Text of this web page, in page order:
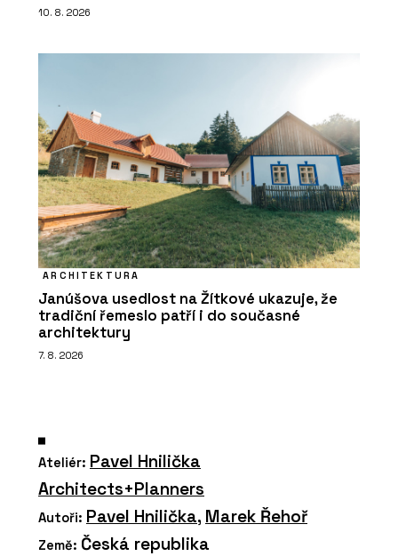
10. 8. 2026
ARCHITEKTURA
Janúšova usedlost na Žítkové ukazuje, že
tradiční řemeslo patří i do současné
architektury
7. 8. 2026
Ateliér: Pavel Hnilička
Architects+Planners
Autoři: Pavel Hnilička, Marek Řehoř
Země: Česká republika